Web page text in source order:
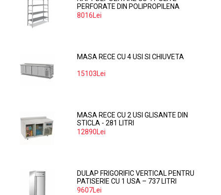
PERFORATE DIN POLIPROPILENA
374*60 CM
8016Lei
MASA RECE CU 4 USI SI CHIUVETA
15103Lei
MASA RECE CU 2 USI GLISANTE DIN
STICLA - 281 LITRI
12890Lei
DULAP FRIGORIFIC VERTICAL PENTRU
PATISERIE CU 1 USA – 737 LITRI
9607Lei